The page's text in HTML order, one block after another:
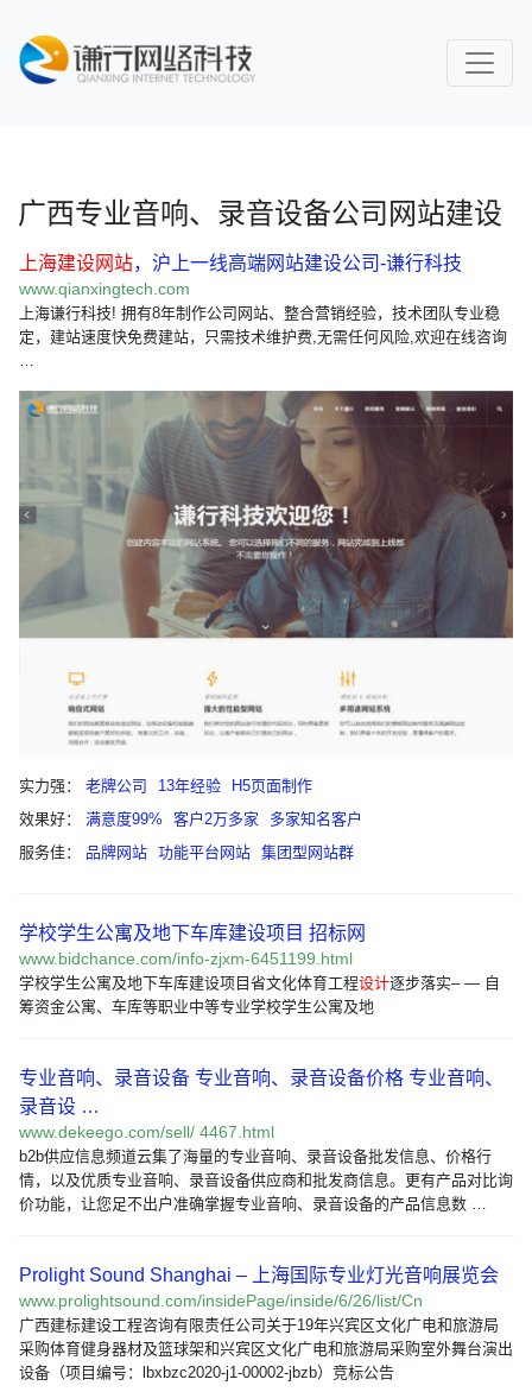
广西专业音响、录音设备公司网站建设
上海建设网站，沪上一线高端网站建设公司-谦行科技
www.qianxingtech.com
上海谦行科技! 拥有8年制作公司网站、整合营销经验，技术团队专业稳
定，建站速度快免费建站，只需技术维护费,无需任何风险,欢迎在线咨询
…
实力强： 老牌公司 13年经验
H5页面制作
效果好：
满意度99% 客户2万多家
多家知名客户
服务佳：
品牌网站 功能平台网站 集团型网站群
学校学生公寓及地下车库建设项目 招标网
www.bidchance.com/info-zjxm-6451199.html
学校学生公寓及地下车库建设项目省文化体育工程设计逐步落实– — 自
筹资金公寓、车库等职业中等专业学校学生公寓及地
专业音响、录音设备 专业音响、录音设备价格 专业音响、
录音设 …
www.dekeego.com/sell/ 4467.html
b2b供应信息频道云集了海量的专业音响、录音设备批发信息、价格行
情，以及优质专业音响、录音设备供应商和批发商信息。更有产品对比询
价功能，让您足不出户准确掌握专业音响、录音设备的产品信息数 …
Prolight Sound Shanghai – 上海国际专业灯光音响展览会
www.prolightsound.com/insidePage/inside/6/26/list/Cn
广西建标建设工程咨询有限责任公司关于19年兴宾区文化广电和旅游局
采购体育健身器材及篮球架和兴宾区文化广电和旅游局采购室外舞台演出
设备（项目编号：lbxbzc2020-j1-00002-jbzb）竞标公告